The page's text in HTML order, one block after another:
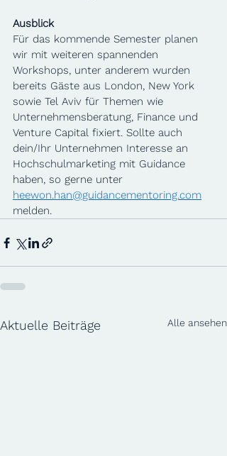
Ausblick
Für das kommende Semester planen
wir mit weiteren spannenden
Workshops, unter anderem wurden
bereits Gäste aus London, New York
sowie Tel Aviv für Themen wie
Unternehmensberatung, Finance und
Venture Capital fixiert. Sollte auch
dein/Ihr Unternehmen Interesse an
Hochschulmarketing mit Guidance
haben, so gerne unter
heewon.han@guidancementoring.com
melden.
Aktuelle Beiträge Alle ansehen